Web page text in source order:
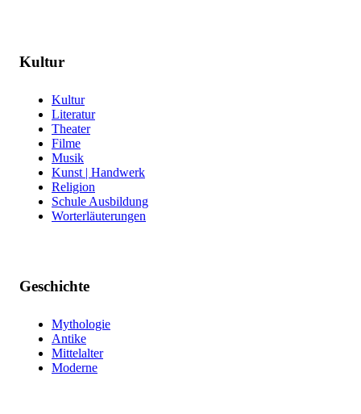
Kultur
Kultur
Literatur
Theater
Filme
Musik
Kunst | Handwerk
Religion
Schule Ausbildung
Worterläuterungen
Geschichte
Mythologie
Antike
Mittelalter
Moderne